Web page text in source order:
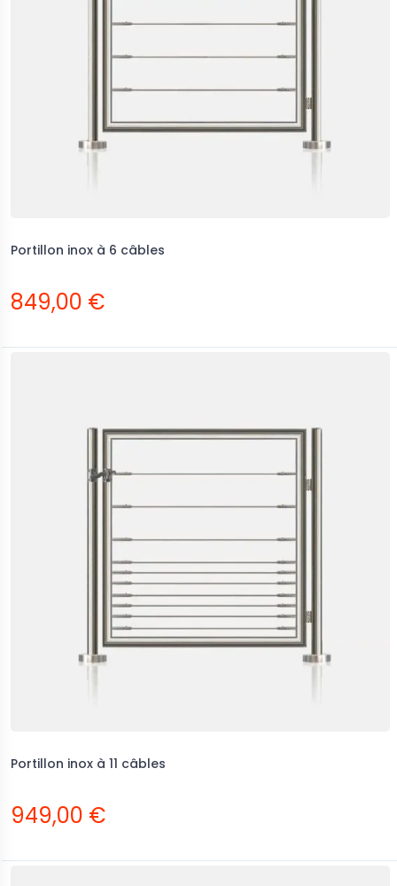
Portillon inox à 6 câbles
849,00 €
Portillon inox à 11 câbles
949,00 €